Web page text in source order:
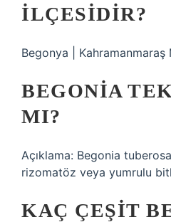
ILÇESIDIR?
Begonya |
BEGONIA
MI?
Açıklama: Begonia
rizomatöz veya yumrulu
KAÇ ÇEŞIT